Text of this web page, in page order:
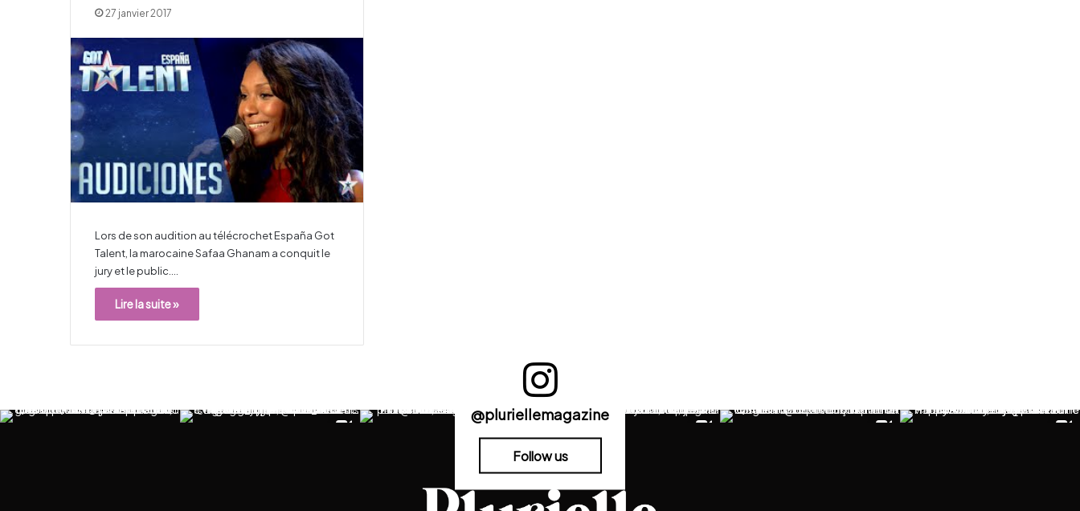
27 janvier 2017
Lors de son audition au télécrochet España Got
Talent, la marocaine Safaa Ghanam a conquit le
jury et le public.…
Lire la suite »
@pluriellemagazine
Follow us